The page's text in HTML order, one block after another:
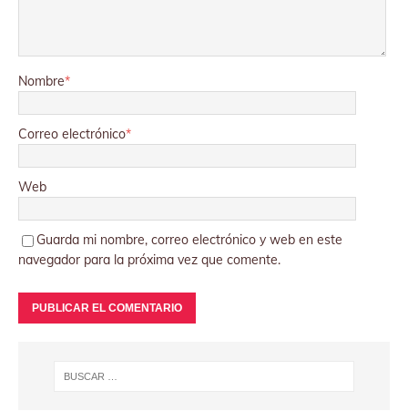
Nombre*
Correo electrónico*
Web
Guarda mi nombre, correo electrónico y web en este
navegador para la próxima vez que comente.